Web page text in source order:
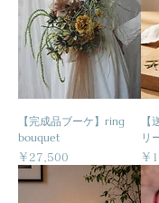
【完成品ブーケ】ring
bouquet
価格
￥27,500
リ
価格
￥